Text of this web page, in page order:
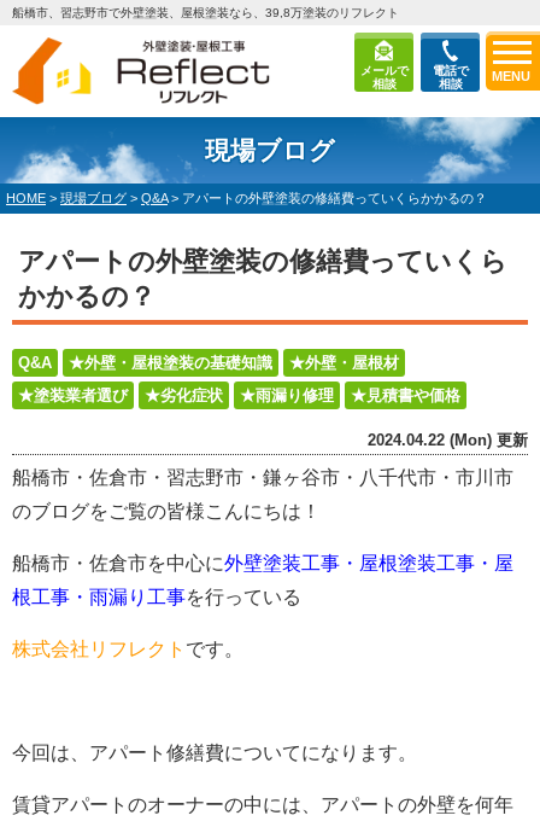
メールで
相談
電話で
相談
MENU
船橋市、習志野市で外壁塗装、屋根塗装なら、39,8万塗装のリフレクト
現場ブログ
HOME > 現場ブログ > Q&A> アパートの外壁塗装の修繕費っていくらかかるの？
アパートの外壁塗装の修繕費っていくら
かかるの？
Q&A ★外壁・屋根塗装の基礎知識
★外壁・屋根材
★塗装業者選び
★劣化症状 ★雨漏り修理 ★見積書や価格
2024.04.22 (Mon) 更新
船橋市・佐倉市・習志野市・鎌ヶ谷市・八千代市・市川市
のブログをご覧の皆様こんにちは！
船橋市・佐倉市を中心に外壁塗装工事・屋根塗装工事・屋
根工事・雨漏り工事を行っている
株式会社リフレクト です。
今回は、アパート修繕費についてになります。
賃貸アパートのオーナーの中には、 アパートの外壁を何年